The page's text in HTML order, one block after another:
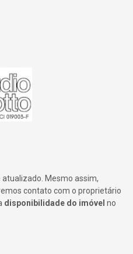
Mesmo assim,
contato com o proprietário
disponibilidade do imóvel no